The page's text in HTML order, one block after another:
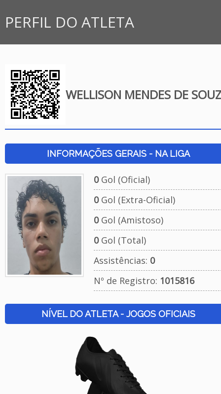
PERFIL DO ATLETA
WELLISON MENDES DE
INFORMAÇÕES GERAIS - NA LIGA
0Gol (Oficial)
0Gol (Extra-Oficial)
0Gol (Amistoso)
0Gol (Total)
Assistências: 0
Nº de Registro: 1015816
NÍVEL DO ATLETA - JOGOS OFICIAIS